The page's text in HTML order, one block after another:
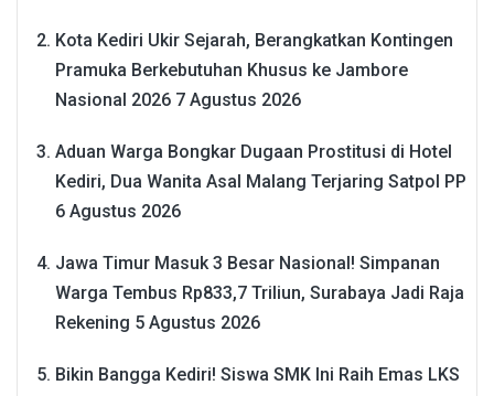
Kota Kediri Ukir Sejarah, Berangkatkan Kontingen
Pramuka Berkebutuhan Khusus ke Jambore
Nasional 2026 7 Agustus 2026
Aduan Warga Bongkar Dugaan Prostitusi di Hotel
Kediri, Dua Wanita Asal Malang Terjaring Satpol PP
6 Agustus 2026
Jawa Timur Masuk 3 Besar Nasional! Simpanan
Warga Tembus Rp833,7 Triliun, Surabaya Jadi Raja
Rekening 5 Agustus 2026
Bikin Bangga Kediri! Siswa SMK Ini Raih Emas LKS